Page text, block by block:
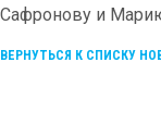
Сафронову и
ВЕРНУТЬСЯ К СПИСКУ